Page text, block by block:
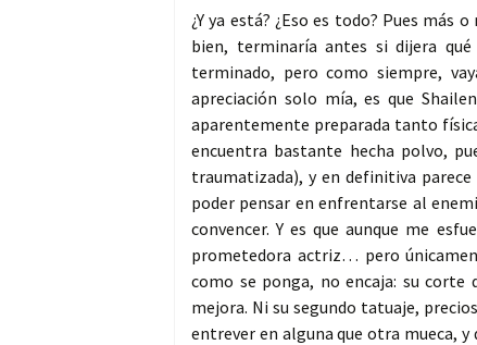
¿Y ya está? ¿Eso es todo? Pues
bien, terminaría antes si dijera
terminado, pero como siempre,
apreciación solo mía, es que
aparentemente preparada tanto
encuentra bastante hecha polvo,
traumatizada), y en definitiva
poder pensar en enfrentarse al
convencer. Y es que aunque me
prometedora actriz… pero
como se ponga, no encaja: su corte
mejora. Ni su segundo tatuaje,
entrever en alguna que otra mueca,